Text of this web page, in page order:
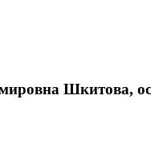
Шкитова,